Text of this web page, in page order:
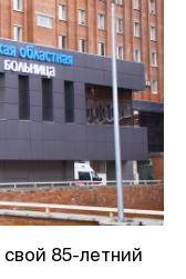
85-летний